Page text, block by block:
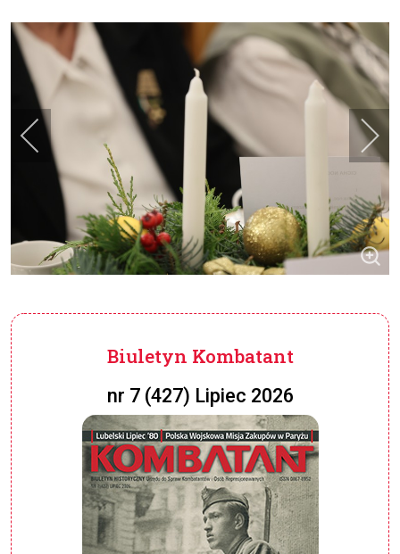
Biuletyn Kombatant
nr 7 (427) Lipiec 2026